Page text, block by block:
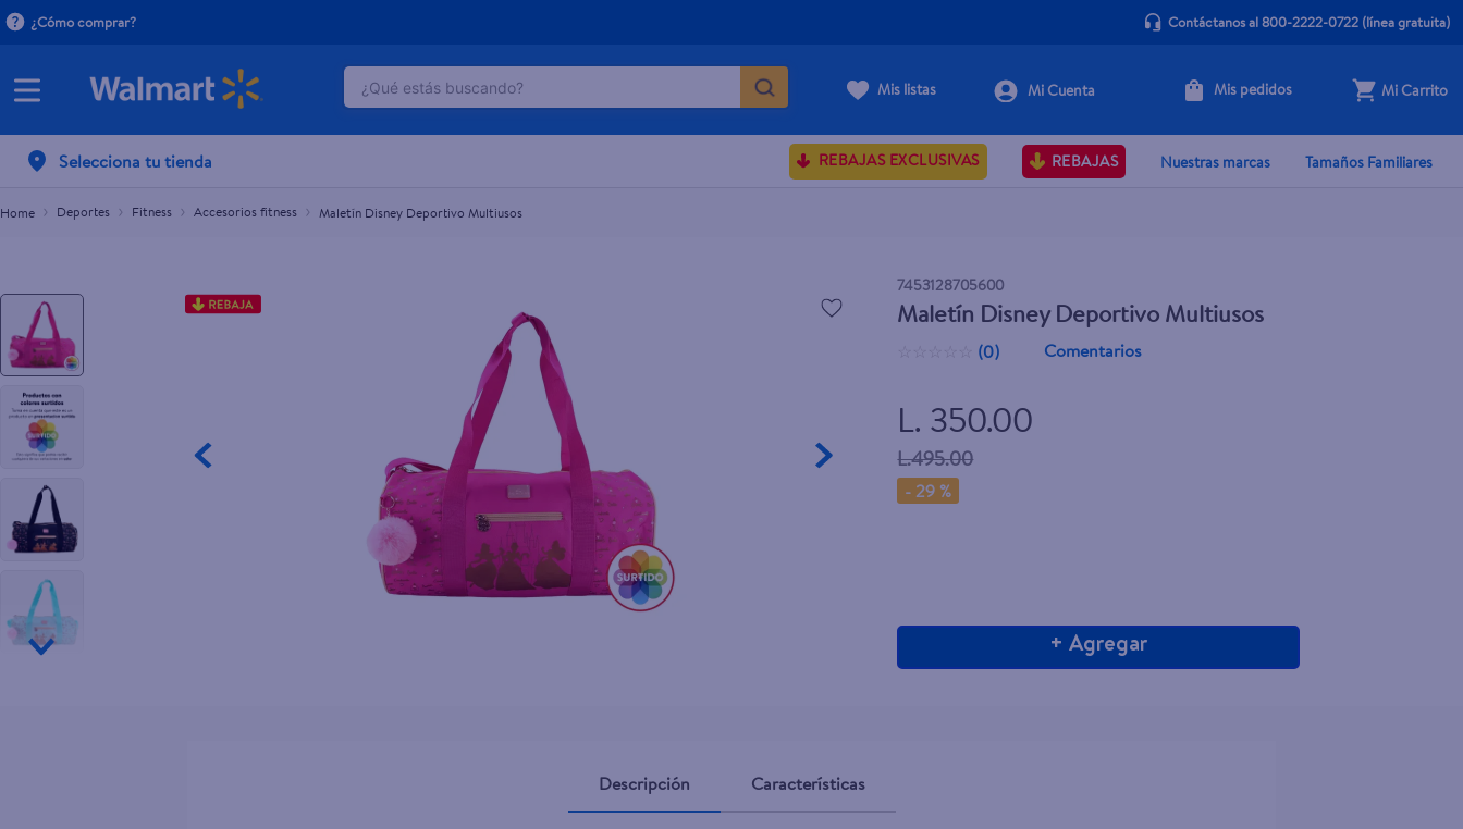
¿Cómo comprar? Contáctanos al 800-2222-0722(línea gratuita)
¿Qué estás buscando?
Mis listas Mis pedidos Mi Carrito
Selecciona tu tienda REBAJAS EXCLUSIVAS REBAJAS Nuestras marcas Tamaños Familiares
Deportes Fitness Accesorios fitness Maletín Disney Deportivo Multiusos
7453128705600
Maletín Disney Deportivo Multiusos
(0) Comentarios
L. 350.00
L.495.00
- 29 %
+ Agregar
Maletín Disney Deportivo Multiusos
L.350.00
+ Agregar
Descripción Características
TÉRMINOS MÁS BUSCADOS
herbal essences
aceite
9.
goodyear
10. pollo norteño